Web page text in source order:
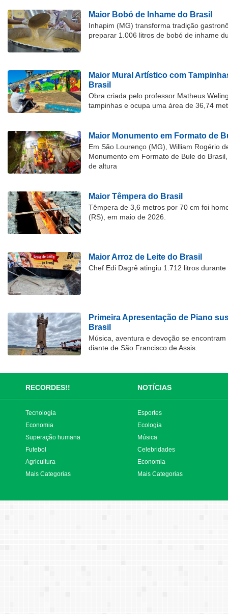
Maior Bobó de Inhame do Brasil
Inhapim (MG) transforma tradição
preparar 1.006 litros de bobó de inhame
Maior Mural Artístico com
Brasil
Obra criada pelo professor Matheus
tampinhas e ocupa uma área de 36,74
Maior Monumento em Formato de
Em São Lourenço (MG), William Rogério
Monumento em Formato de Bule do
de altura
Maior Têmpera do Brasil
Têmpera de 3,6 metros por 70 cm foi
(RS), em maio de 2026.
Maior Arroz de Leite do Brasil
Chef Edi Dagrê atingiu 1.712 litros
Primeira Apresentação de Piano
Brasil
Música, aventura e devoção se
diante de São Francisco de Assis.
RECORDES!! NOTÍCIAS
Tecnologia
Economia
Superação humana
Futebol
Agricultura
Mais Categorias
Esportes
Ecologia
Música
Celebridades
Economia
Mais Categorias